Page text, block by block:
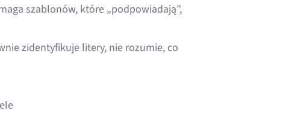
szablonów, które „podpowiadają”,
zidentyfikuje litery, nie rozumie, co